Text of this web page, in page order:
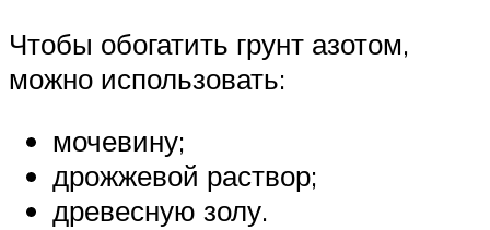
Чтобы обогатить грунт азотом,
можно использовать:
мочевину;
дрожжевой раствор;
древесную золу.